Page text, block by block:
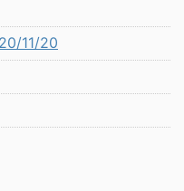
11/20